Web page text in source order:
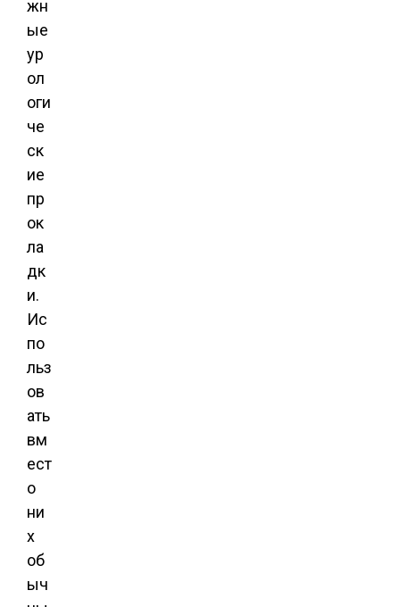
жн
ые
ур
ол
оги
че
ск
ие
пр
ок
ла
дк
и.
Ис
по
льз
ов
ать
вм
ест
о
ни
х
об
ыч